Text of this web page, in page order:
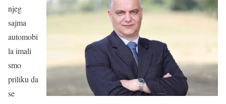
njeg
sajma
automobi
la imali
smo
priliku da
se